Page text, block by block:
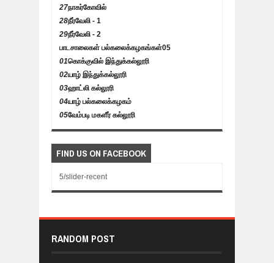
27நாகர்கோவில்
28நீர்வேலி - 1
29நீர்வேலி - 2
பாடசாலைகள் பல்கலைக்கழகங்கள்05
01கொக்குவில் இந்துக்கல்லூரி
02யாழ் இந்துக்கல்லூரி
03ஹாட்லி கல்லூரி
04யாழ் பல்கலைக்கழகம்
05வேம்படி மகளீர் கல்லூரி
FIND US ON FACEBOOK
5/slider-recent
RANDOM POST